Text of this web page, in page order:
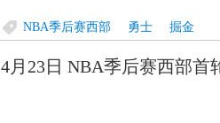
NBA季后赛西部 勇士 掘金
4月23日 NBA季后赛西部首